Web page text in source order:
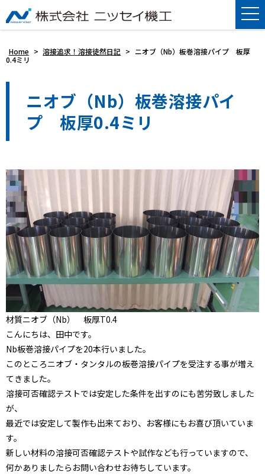
Home > 溶接追求！溶接徒然日記 > ニオブ（Nb）板巻溶接パイプ 板厚
0.4ミリ
ニオブ（Nb）板巻溶接パイ
プ 板厚0.4ミリ
材質ニオブ（Nb） 板厚T0.4
こんにちは、田中です。
Nb板巻溶接パイプを20本行いました。
このところニオブ・タンタルの板巻溶接パイプを受注する事が増え
てきました。
溶接可否確認テストでは安定した条件を出すのにも苦労致しました
が、
最近では安定して製作も出来ており、お客様にもお喜び頂いていま
す。
新しい材料の溶接可否確認テストや試作なども行っていますので、
何かありましたらお問い合わせお待ちしています。